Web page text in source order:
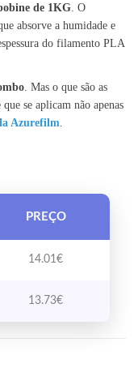
de 1KG . O
absorve a humidade e
do filamento PLA
. Mas o que são as
se aplicam não apenas
Azurefilm
PREÇO
14.01 €
13.73€